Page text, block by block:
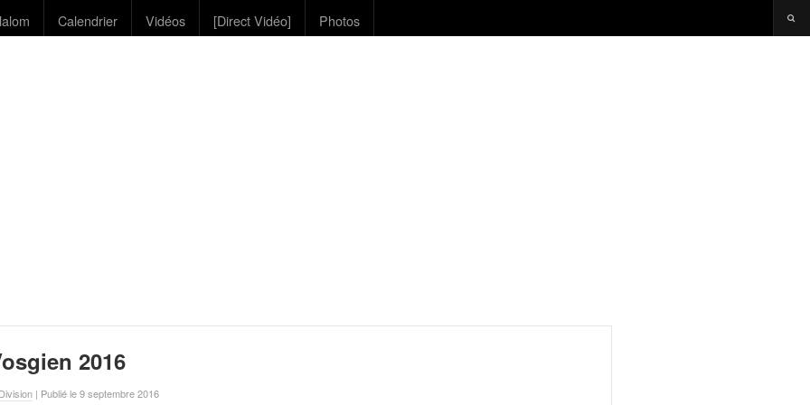
Calendrier Vidéos [Direct Vidéo] Photos
2016
| Publié le 9 septembre 2016